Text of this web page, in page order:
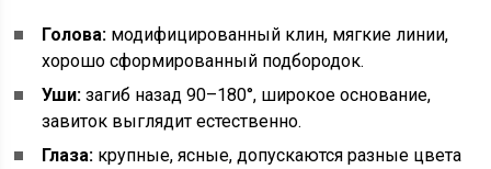
Голова: модифицированный клин, мягкие линии,
хорошо сформированный подбородок.
Уши: загиб назад 90–180°, широкое основание,
завиток выглядит естественно.
Глаза: крупные, ясные, допускаются разные цвета